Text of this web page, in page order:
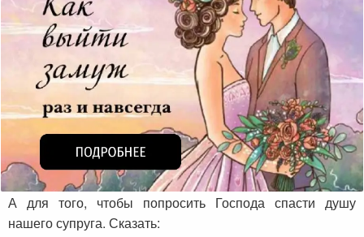
А для того, чтобы попросить Господа спасти душу
нашего супруга. Сказать: